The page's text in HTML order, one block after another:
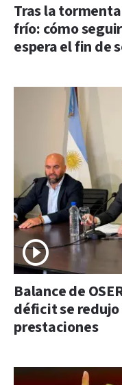
Tras la
frío: cómo
espera el fin de
Balance de
déficit se redujo
prestaciones